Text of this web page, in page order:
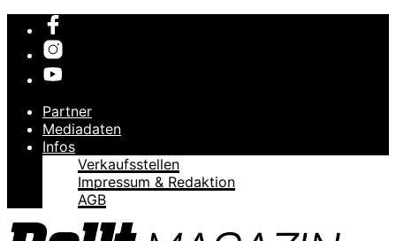
Partner
Mediadaten
Infos
Verkaufsstellen
Impressum & Redaktion
AGB